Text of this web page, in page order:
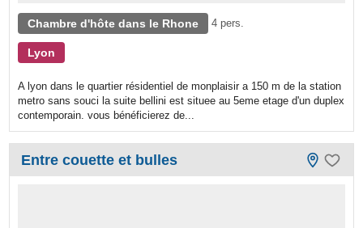
Chambre d'hôte dans le Rhone 4 pers.
Lyon
A lyon dans le quartier résidentiel de monplaisir a 150 m de la station
metro sans souci la suite bellini est situee au 5eme etage d'un duplex
contemporain. vous bénéficierez de...
Entre couette et bulles